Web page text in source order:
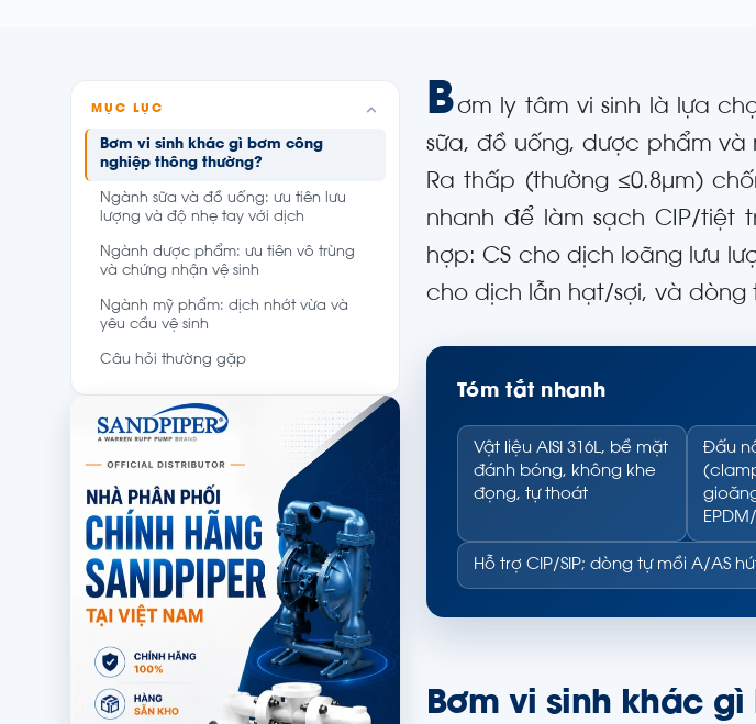
MỤC LỤC
Bơm vi sinh khác gì bơm công
nghiệp thông thường?
Ngành sữa và đồ uống: ưu tiên lưu
lượng và độ nhẹ tay với dịch
Ngành dược phẩm: ưu tiên vô trùng
và chứng nhận vệ sinh
Ngành mỹ phẩm: dịch nhớt vừa và
yêu cầu vệ sinh
Câu hỏi thường gặp
Bơm ly tâm vi sinh là lựa
sữa, đồ uống, dược phẩm và
Ra thấp (thường ≤0.8µm)
nhanh để làm sạch CIP/tiệt
hợp: CS cho dịch loãng lưu
cho dịch lẫn hạt/sợi, và dòng
Tóm tắt nhanh
Vật liệu AISI 316L, bề mặt
đánh bóng, không khe
đọng, tự thoát
Đấu
Hỗ trợ CIP/SIP; dòng tự mồi A/AS
Bơm vi sinh khác